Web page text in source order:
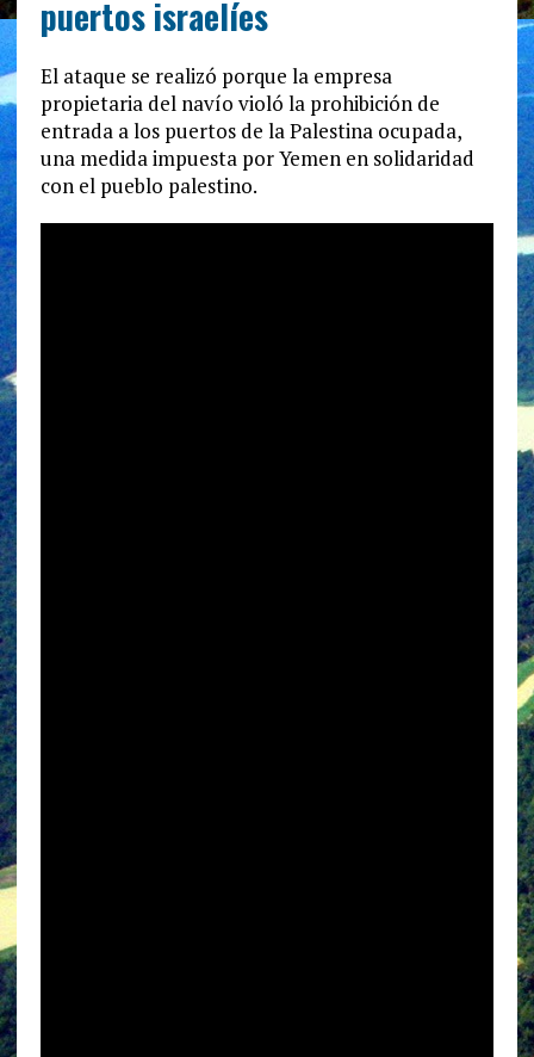
puertos israelíes
El ataque se realizó porque la empresa
propietaria del navío violó la prohibición de
entrada a los puertos de la Palestina ocupada,
una medida impuesta por Yemen en solidaridad
con el pueblo palestino.